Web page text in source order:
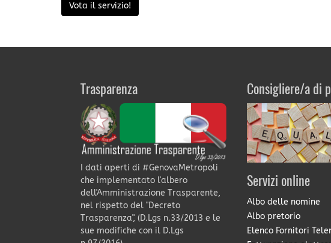
Vota il servizio!
Trasparenza
I dati aperti di #GenovaMetropoli
che implementato l'albero
dell'Amministrazione Trasparente,
nel rispetto del "Decreto
Trasparenza", (D.Lgs n.33/2013 e le
sue modifiche con il D.Lgs
Consigliere/a di
Servizi online
Albo delle nomine
Albo pretorio
Elenco Fornitori